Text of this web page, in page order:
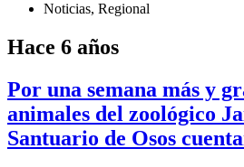
Noticias, Regional
Hace 6 años
Por una semana más y
animales del zoológico
Santuario de Osos